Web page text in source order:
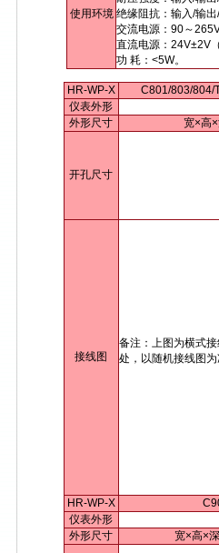
使用环境 绝缘阻抗：输入/输
交流电源：90～
直流电源：24V±2V
功 耗：<5W。
HR-WP-X
C801/803/804/
仪表外形
外形尺寸
宽×高
开孔尺寸
接线图
备注：上图为横式
处，以随机接线图
HR-WP-X
仪表外形
外形尺寸
宽×高×